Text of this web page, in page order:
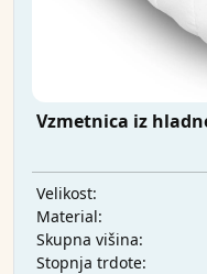
Vzmetnica iz
Velikost:
Material:
Skupna višina:
Stopnja trdote: